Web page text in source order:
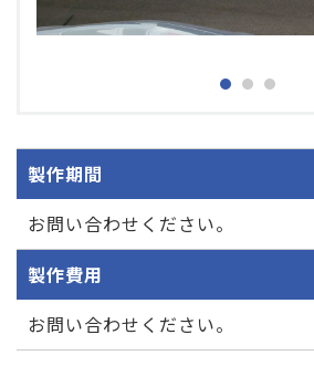
製作期間
お問い合わせください。
製作費用
お問い合わせください。